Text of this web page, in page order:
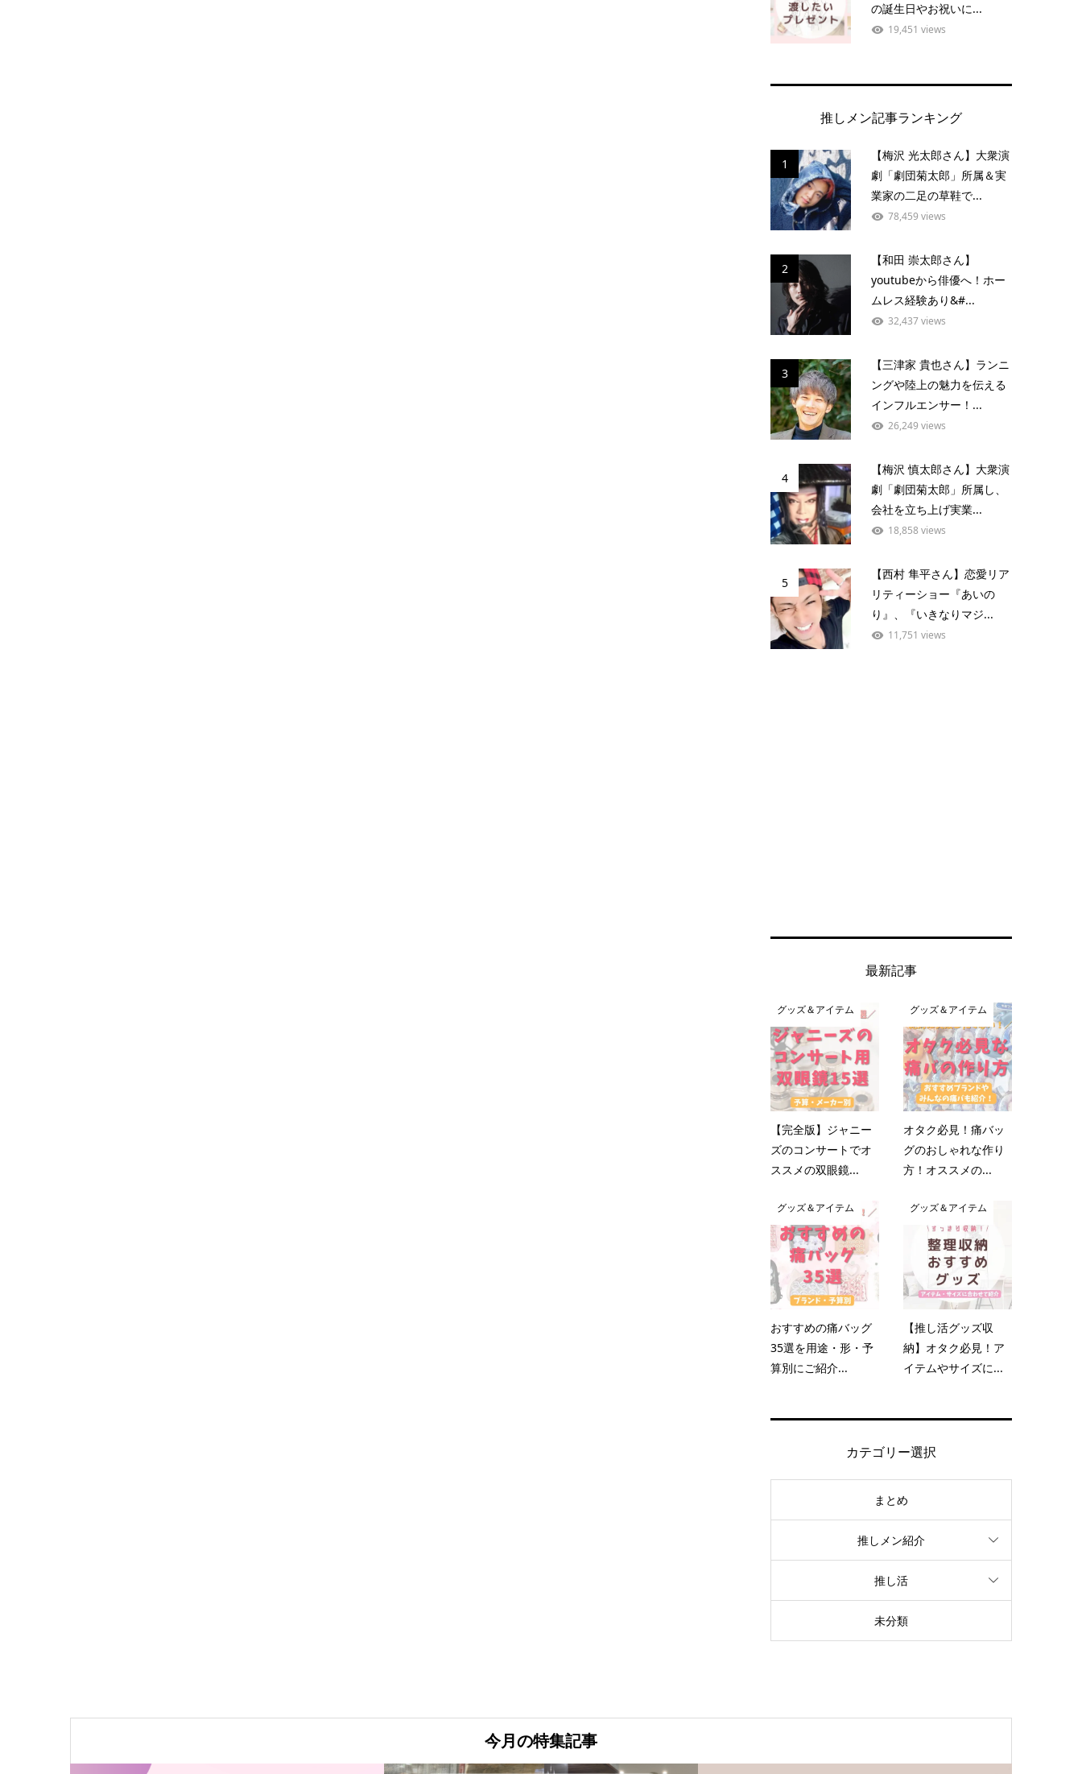
の誕生日やお祝いに...
19,451 views
推しメン記事ランキング
1
【梅沢 光太郎さん】大衆演
劇「劇団菊太郎」所属＆実
業家の二足の草鞋で...
78,459 views
2
【和田 崇太郎さん】
youtubeから俳優へ！ホー
ムレス経験あり&#...
32,437 views
3
【三津家 貴也さん】ランニ
ングや陸上の魅力を伝える
インフルエンサー！...
26,249 views
4
【梅沢 慎太郎さん】大衆演
劇「劇団菊太郎」所属し、
会社を立ち上げ実業...
18,858 views
5
【西村 隼平さん】恋愛リア
リティーショー『あいの
り』、『いきなりマジ...
11,751 views
最新記事
グッズ＆アイテム
【完全版】ジャニー
ズのコンサートでオ
ススメの双眼鏡...
グッズ＆アイテム
オタク必見！痛バッ
グのおしゃれな作り
方！オススメの...
グッズ＆アイテム
おすすめの痛バッグ
35選を用途・形・予
算別にご紹介...
グッズ＆アイテム
【推し活グッズ収
納】オタク必見！ア
イテムやサイズに...
カテゴリー選択
まとめ
推しメン紹介
推し活
未分類
今月の特集記事